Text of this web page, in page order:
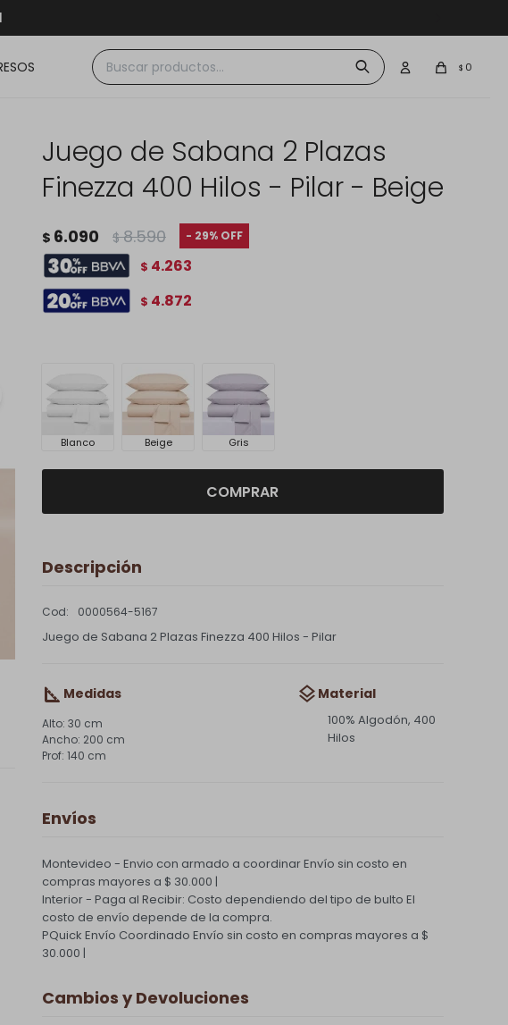
superiores a $30.000
$ 0
Juego de Sabana 2 Plazas
Finezza 400 Hilos - Pilar - Beige
$ 6.090 $ 8.590 29
$ 4.263
$ 4.872
Blanco Beige Gris
COMPRAR
Descripción
0000564-5167
Juego de Sabana 2 Plazas Finezza 400 Hilos - Pilar
Medidas
30 cm
200 cm
140 cm
Material
100% Algodón, 400
Hilos
Envíos
Montevideo - Envio con armado a coordinarEnvío sin costo en
compras mayores a $ 30.000 |
Interior - Paga al Recibir: Costo dependiendo del tipo de bulto El
costo de envío depende de la compra.
PQuick Envío Coordinado Envío sin costo en compras mayores a $
30.000 |
Cambios y Devoluciones